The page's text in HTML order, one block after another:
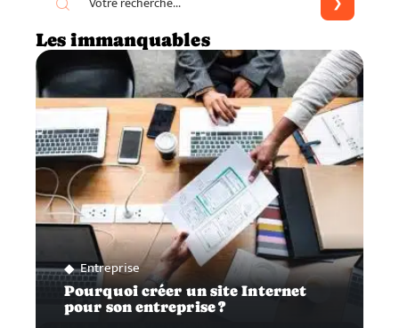
Les immanquables
Entreprise
Pourquoi créer un site Internet
pour son entreprise ?